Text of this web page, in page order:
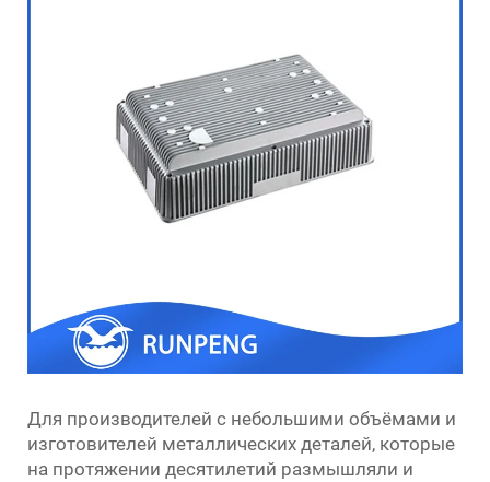
Для производителей с небольшими объёмами и
изготовителей металлических деталей, которые
на протяжении десятилетий размышляли и